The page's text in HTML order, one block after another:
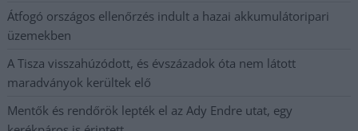
Átfogó országos ellenőrzés indult a hazai akkumulátoripari
üzemekben
A Tisza visszahúzódott, és évszázadok óta nem látott
maradványok kerültek elő
Mentők és rendőrök lepték el az Ady Endre utat, egy